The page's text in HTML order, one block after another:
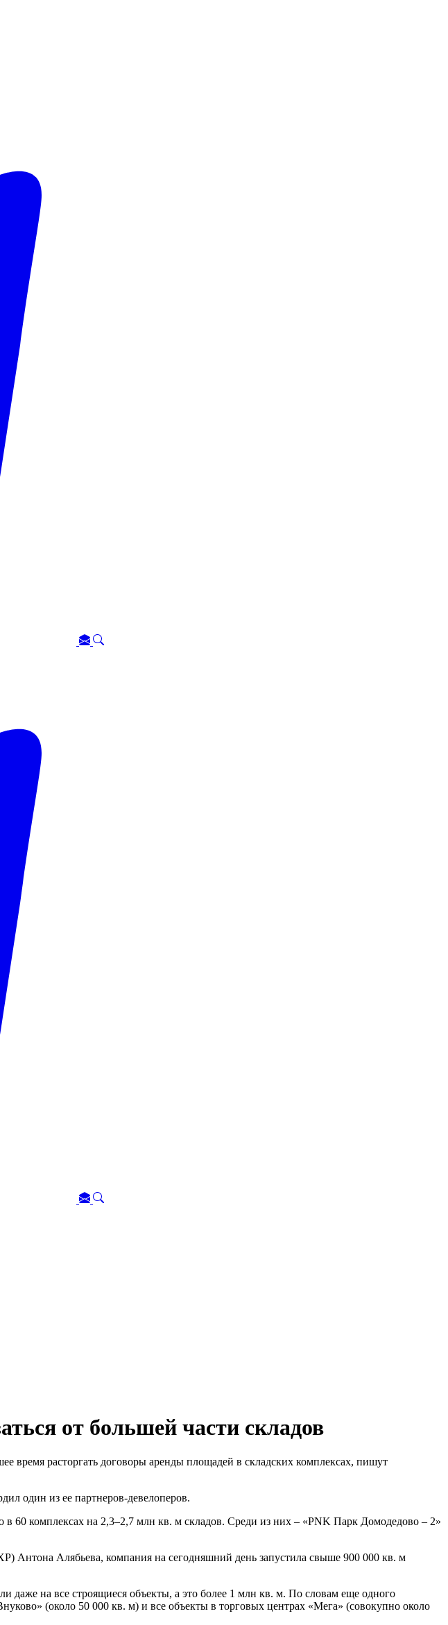
от большей части складов
время расторгать договоры аренды площадей в складских комплексах, пишут
один из ее партнеров-девелоперов.
в 60 комплексах на 2,3–2,7 млн кв. м складов. Среди из них – «PNK Парк Домодедово – 2»
Алябьева, компания на сегодняшний день запустила свыше 900 000 кв. м
даже на все строящиеся объекты, а это более 1 млн кв. м. По словам еще одного
(около 50 000 кв. м) и все объекты в торговых центрах «Мега» (совокупно около